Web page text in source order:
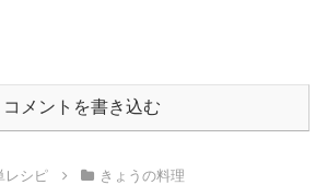
コメントを書き込む
レシピ きょうの料理